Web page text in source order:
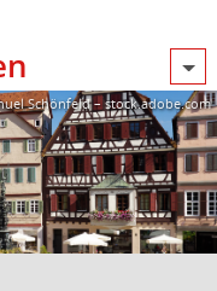
Schönfeld – stock.adobe.com